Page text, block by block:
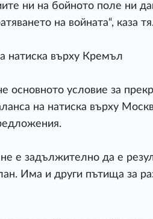
ни на бойното поле ни
на войната“, каза тя.
натиска върху Кремъл
основното условие за
на натиска върху
е задължително да е
Има и други пътища за